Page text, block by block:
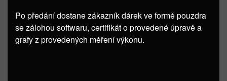
Po předání dostane zákazník dárek ve formě pouzdra
se zálohou softwaru, certifikát o provedené úpravě a
grafy z provedených měření výkonu.